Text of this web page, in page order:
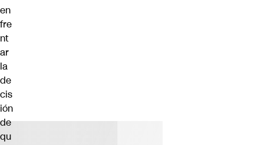
en
fre
nt
ar
la
de
cis
ión
de
qu